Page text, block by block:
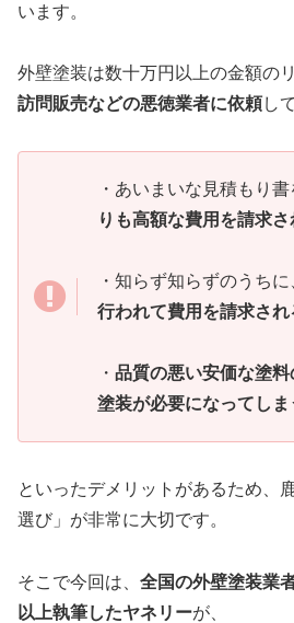
います。
外壁塗装は数十万円以上の金額の
訪問販売などの悪徳業者に依頼 し
・あいまいな見積もり書
りも高額な費用を請求さ
・知らず知らずのうちに
行われて費用を請求され
・ 品質の悪い安価な塗
塗装が必要になってしま
といったデメリットがあるため、
選び」が非常に大切です。
そこで今回は、 全国の外壁塗装業
以上執筆したヤネリーが、